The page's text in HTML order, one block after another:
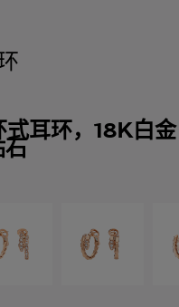
耳环，18K白金